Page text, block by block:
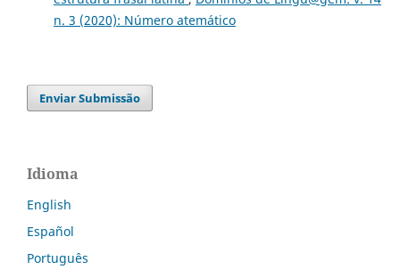
n. 3 (2020): Número atemático
Enviar Submissão
Idioma
English
Español
Português